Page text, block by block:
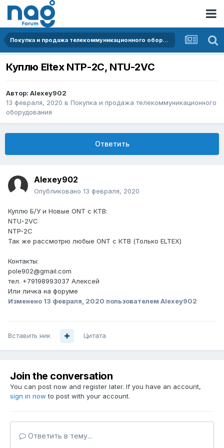
Покупка и продажа телекоммуникационного оборудования
Куплю Eltex NTP-2C, NTU-2VC
Автор: Alexey902
13 февраля, 2020 в Покупка и продажа телекоммуникационного
оборудования
Ответить
Alexey902
Опубликовано 13 февраля, 2020
Куплю Б/У и Новые ONT c КТВ:
NTU-2VC
NTP-2C
Так же рассмотрю любые ONT с КТВ (Только ELTEX)
Контакты:
pole902@gmail.com
тел. +79198993037 Алексей
Или личка на форуме
Изменено 13 февраля, 2020 пользователем Alexey902
Вставить ник Цитата
Join the conversation
You can post now and register later. If you have an account,
sign in now to post with your account.
Ответить в тему...